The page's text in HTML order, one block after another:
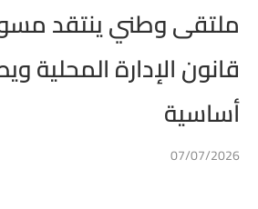
ملتقى وطني ينتقد
قانون الإدارة المحلية
أساسية
07/07/2026